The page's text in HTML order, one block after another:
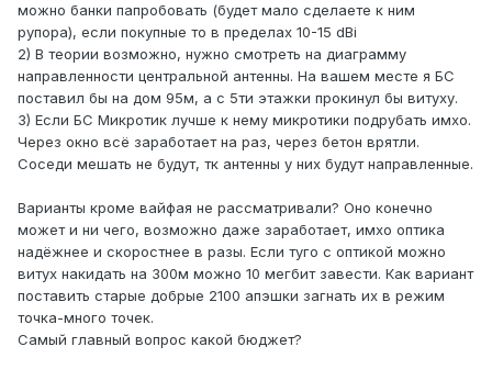
можно банки папробовать (будет мало сделаете к ним
рупора), если покупные то в пределах 10-15 dBi
2) В теории возможно, нужно смотреть на диаграмму
направленности центральной антенны. На вашем месте я БС
поставил бы на дом 95м, а с 5ти этажки прокинул бы витуху.
3) Если БС Микротик лучше к нему микротики подрубать имхо.
Через окно всё заработает на раз, через бетон врятли.
Соседи мешать не будут, тк антенны у них будут направленные.
Варианты кроме вайфая не рассматривали? Оно конечно
может и ни чего, возможно даже заработает, имхо оптика
надёжнее и скоростнее в разы. Если туго с оптикой можно
витух накидать на 300м можно 10 мегбит завести. Как вариант
поставить старые добрые 2100 апэшки загнать их в режим
точка-много точек.
Самый главный вопрос какой бюджет?